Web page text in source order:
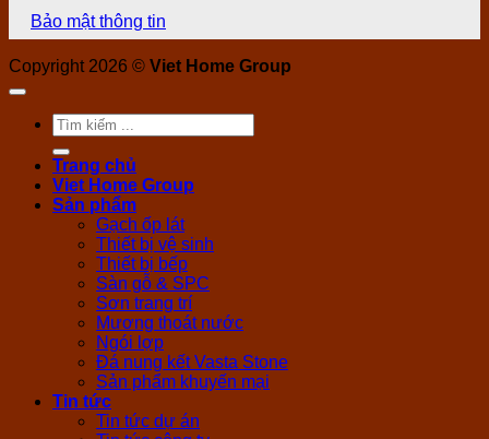
Bảo mật thông tin
Copyright 2026 © Viet Home Group
Tìm
kiếm:
Trang chủ
Viet Home Group
Sản phẩm
Gạch ốp lát
Thiết bị vệ sinh
Thiết bị bếp
Sàn gỗ & SPC
Sơn trang trí
Mương thoát nước
Ngói lợp
Đá nung kết Vasta Stone
Sản phẩm khuyến mại
Tin tức
Tin tức dự án